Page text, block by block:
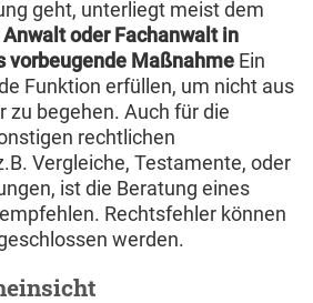
geht, unterliegt meist dem
Anwalt oder Fachanwalt in
vorbeugende Maßnahme Ein
Funktion erfüllen, um nicht aus
zu begehen. Auch für die
rechtlichen
Vergleiche, Testamente, oder
ist die Beratung eines
Rechtsfehler können
werden.